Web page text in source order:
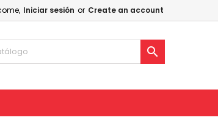
Iniciar sesión or Create an account
